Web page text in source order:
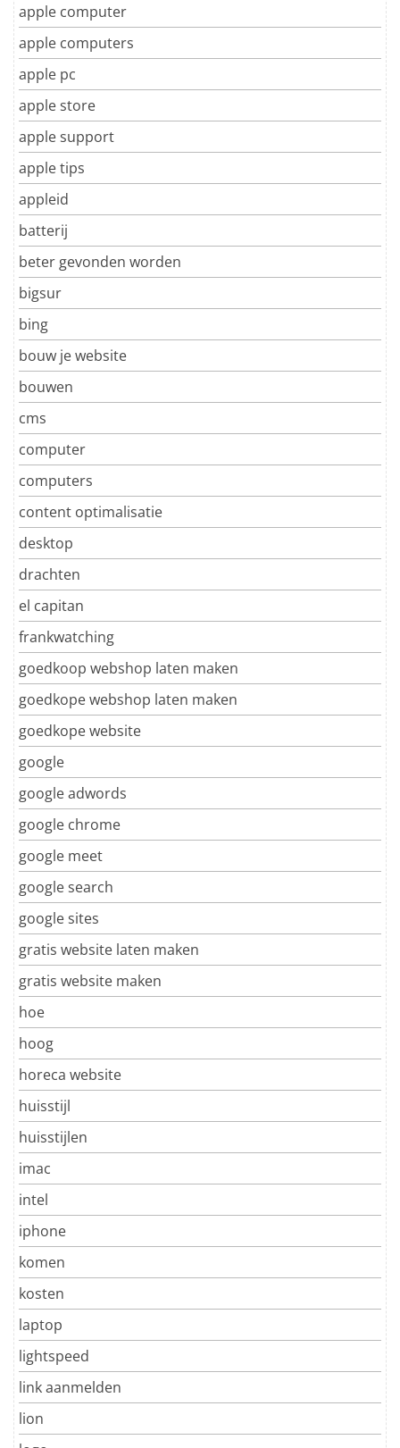
apple computer
apple computers
apple pc
apple store
apple support
apple tips
appleid
batterij
beter gevonden worden
bigsur
bing
bouw je website
bouwen
cms
computer
computers
content optimalisatie
desktop
drachten
el capitan
frankwatching
goedkoop webshop laten maken
goedkope webshop laten maken
goedkope website
google
google adwords
google chrome
google meet
google search
google sites
gratis website laten maken
gratis website maken
hoe
hoog
horeca website
huisstijl
huisstijlen
imac
intel
iphone
komen
kosten
laptop
lightspeed
link aanmelden
lion